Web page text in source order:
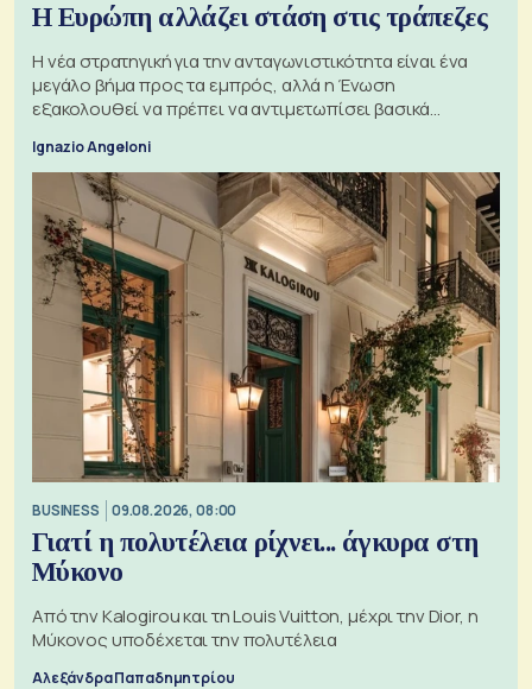
Η Ευρώπη αλλάζει στάση στις τράπεζες
Η νέα στρατηγική για την ανταγωνιστικότητα είναι ένα
μεγάλο βήμα προς τα εμπρός, αλλά η Ένωση
εξακολουθεί να πρέπει να αντιμετωπίσει βασικά
Ignazio Angeloni
BUSINESS 09.08.2026, 08:00
Γιατί η πολυτέλεια ρίχνει... άγκυρα στη
Μύκονο
Από την Kalogirou και τη Louis Vuitton, μέχρι την Dior, η
Μύκονος υποδέχεται την πολυτέλεια
Αλεξάνδρα Παπαδημητρίου